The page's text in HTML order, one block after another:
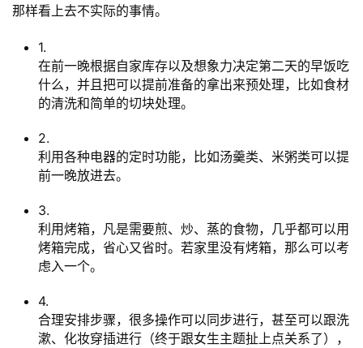
那样看上去不实际的事情。
1.
在前一晚根据自家库存以及想象力决定第二天的早饭吃
什么，并且把可以提前准备的拿出来预处理，比如食材
的清洗和简单的切块处理。
2.
利用各种电器的定时功能，比如汤羹类、米粥类可以提
前一晚放进去。
3.
利用烤箱，凡是需要煎、炒、蒸的食物，几乎都可以用
烤箱完成，省心又省时。若家里没有烤箱，那么可以考
虑入一个。
4.
合理安排步骤，很多操作可以同步进行，甚至可以跟洗
漱、化妆穿插进行（终于跟女生主题扯上点关系了），